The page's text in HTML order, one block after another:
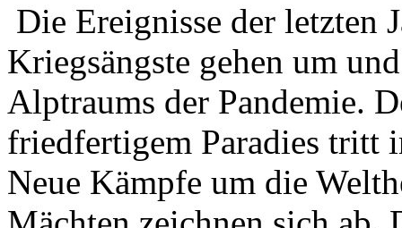
Die Ereignisse der letzten
Kriegsängste gehen um
Alptraums der Pandemie.
friedfertigem Paradies tritt
Neue Kämpfe um die